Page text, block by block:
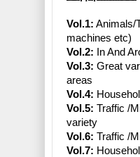
Vol.1: Animals/
machines etc)
Vol.2: In And
Vol.3: Great
areas
Vol.4:
Vol.5: Traffic /
variety
Vol.6: Traffic /
Vol.7: